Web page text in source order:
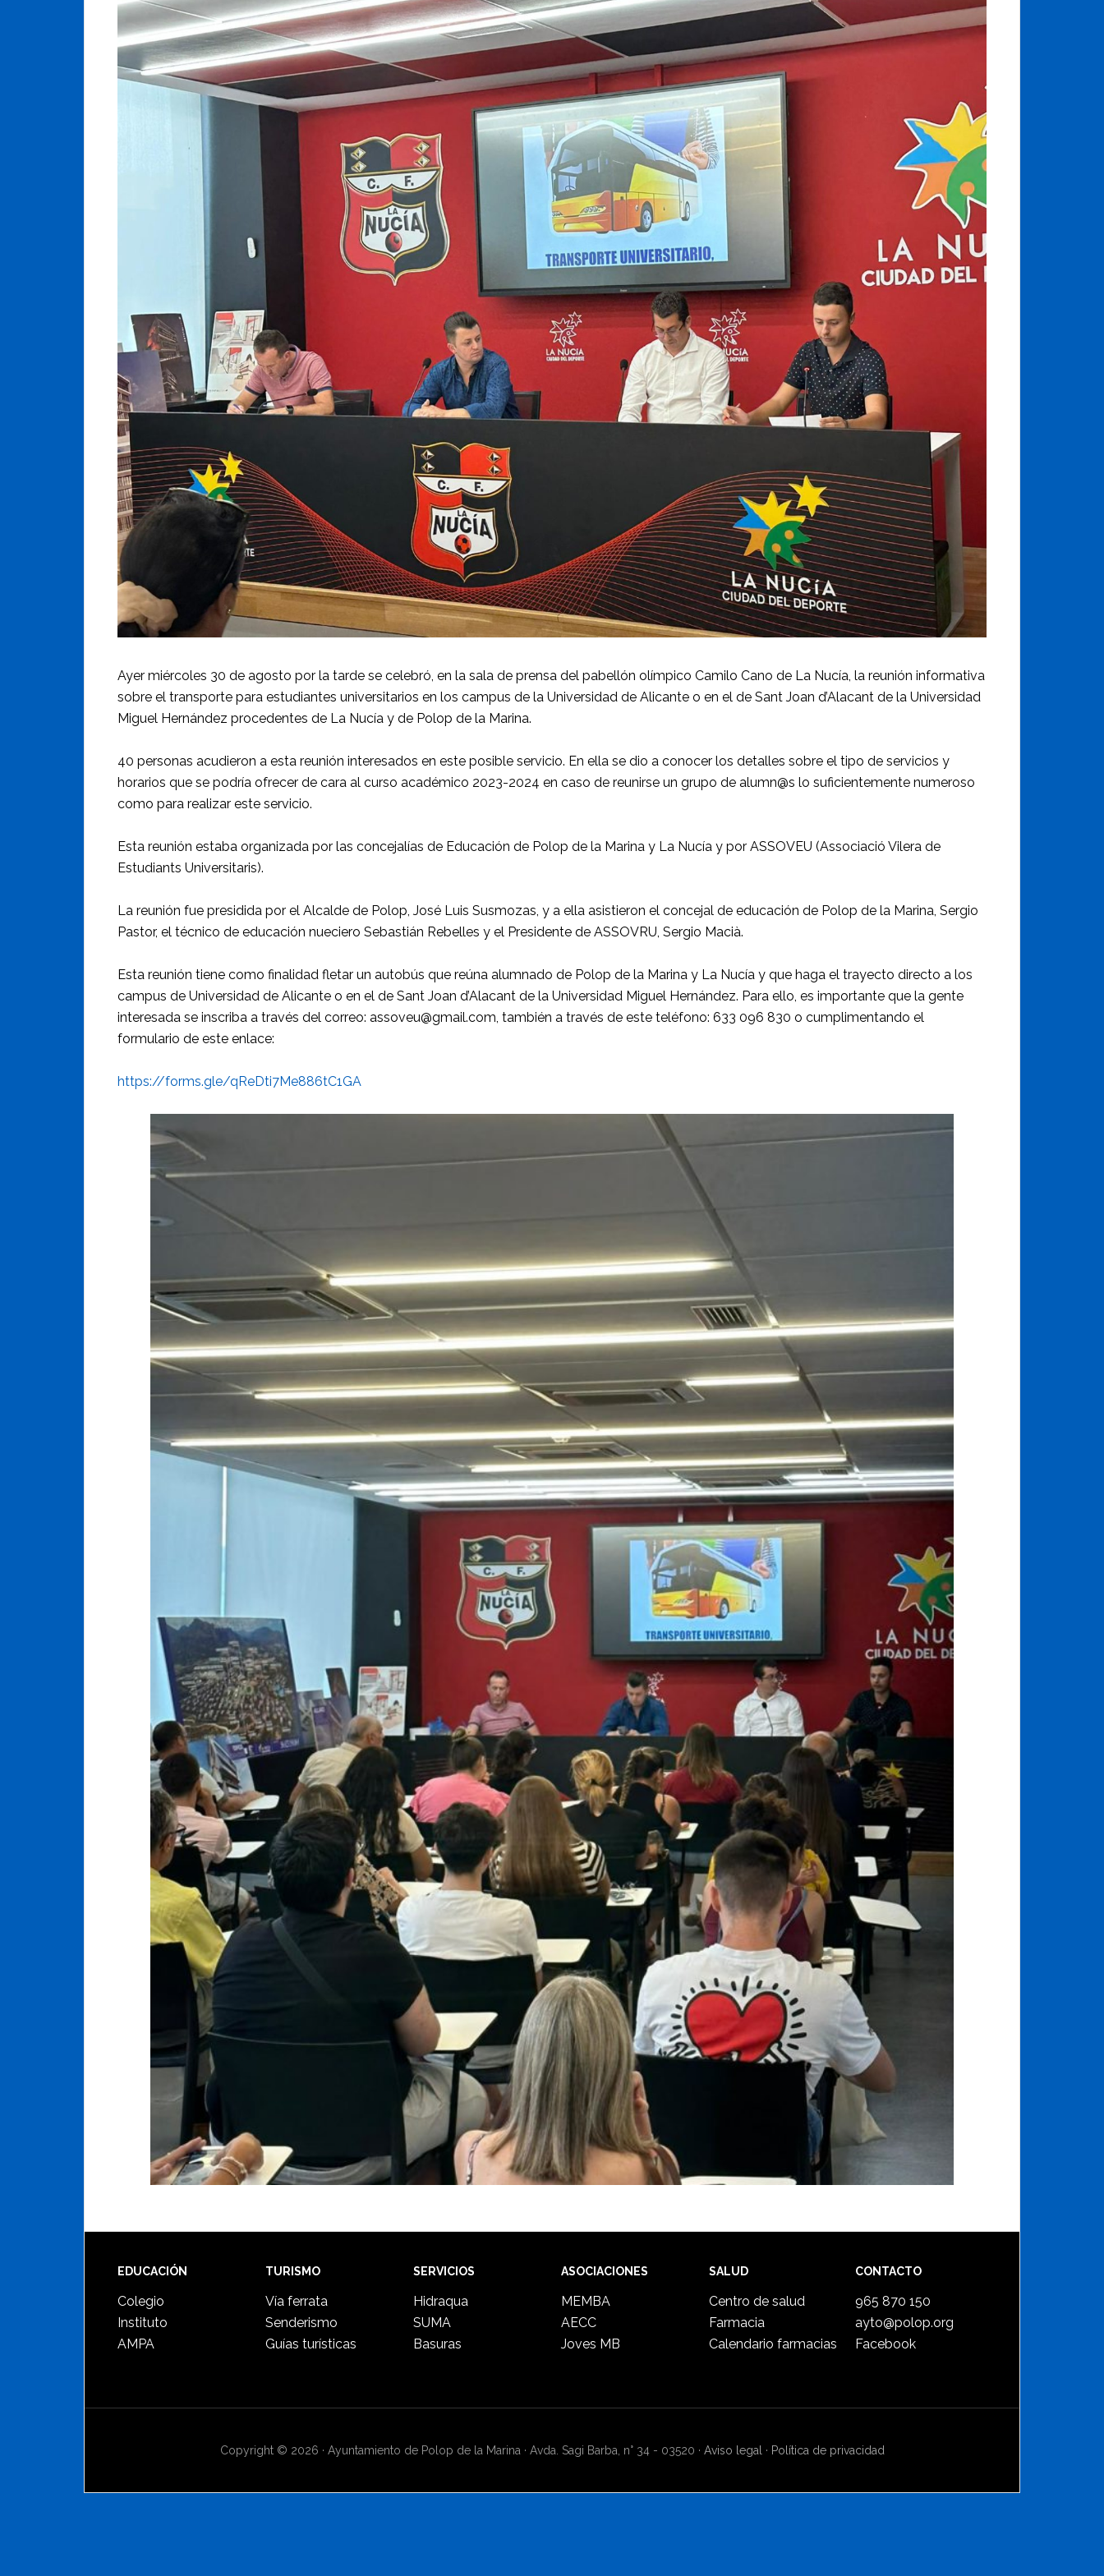
Ayer miércoles 30 de agosto por la tarde se celebró, en la sala de prensa del pabellón olímpico Camilo Cano de La Nucía, la reunión informativa
sobre el transporte para estudiantes universitarios en los campus de la Universidad de Alicante o en el de Sant Joan d’Alacant de la Universidad
Miguel Hernández procedentes de La Nucía y de Polop de la Marina.
40 personas acudieron a esta reunión interesados en este posible servicio. En ella se dio a conocer los detalles sobre el tipo de servicios y
horarios que se podría ofrecer de cara al curso académico 2023-2024 en caso de reunirse un grupo de alumn@s lo suficientemente numeroso
como para realizar este servicio.
Esta reunión estaba organizada por las concejalías de Educación de Polop de la Marina y La Nucía y por ASSOVEU (Associació Vilera de
Estudiants Universitaris).
La reunión fue presidida por el Alcalde de Polop, José Luis Susmozas, y a ella asistieron el concejal de educación de Polop de la Marina, Sergio
Pastor, el técnico de educación nueciero Sebastián Rebelles y el Presidente de ASSOVRU, Sergio Macià.
Esta reunión tiene como finalidad fletar un autobús que reúna alumnado de Polop de la Marina y La Nucía y que haga el trayecto directo a los
campus de Universidad de Alicante o en el de Sant Joan d’Alacant de la Universidad Miguel Hernández. Para ello, es importante que la gente
interesada se inscriba a través del correo: assoveu@gmail.com, también a través de este teléfono: 633 096 830 o cumplimentando el
formulario de este enlace:
https://forms.gle/qReDti7Me886tC1GA
Footer
EDUCACIÓN
Colegio
Instituto
AMPA
TURISMO
Vía ferrata
Senderismo
Guías turísticas
SERVICIOS
Hidraqua
SUMA
Basuras
ASOCIACIONES
MEMBA
AECC
Joves MB
SALUD
Centro de salud
Farmacia
Calendario farmacias
CONTACTO
965 870 150
ayto@polop.org
Facebook
Copyright © 2026 · Ayuntamiento de Polop de la Marina · Avda. Sagi Barba, n° 34 - 03520 · Aviso legal· Política de privacidad